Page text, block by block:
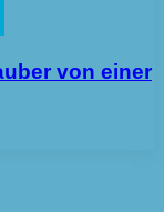
von einer